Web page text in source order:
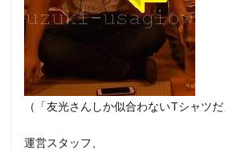
（「友光さんしか似合わないTシャツ
運営スタッフ、